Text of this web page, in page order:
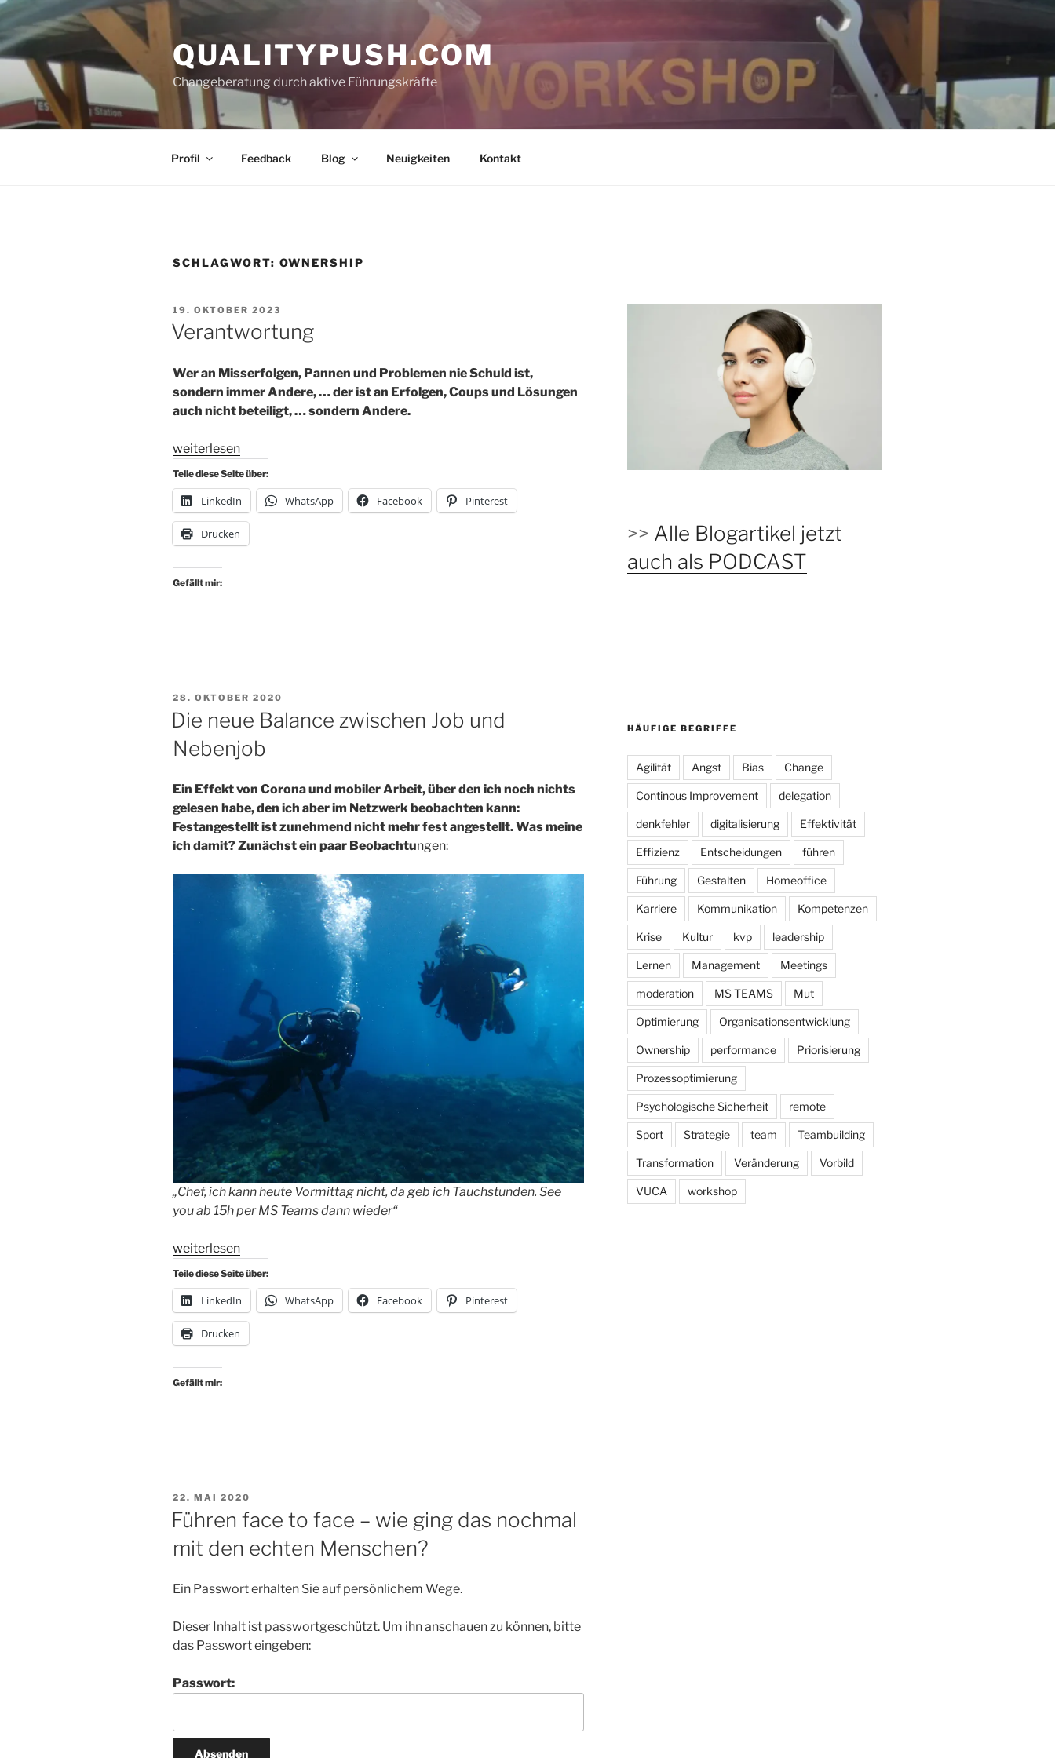
Zum
Inhalt
springen
QUALITYPUSH.COM
Changeberatung durch aktive Führungskräfte
Profil Feedback Blog Neuigkeiten Kontakt
SCHLAGWORT: OWNERSHIP
VERÖFFENTLICHT
AM
19. OKTOBER 2023
Verantwortung
Wer an Misserfolgen, Pannen und Problemen nie Schuld ist,
sondern immer Andere, … der ist an Erfolgen, Coups und Lösungen
auch nicht beteiligt, … sondern Andere.
„Verantwortung“
weiterlesen
Teile diese Seite über:
LinkedIn WhatsApp Facebook Pinterest
Drucken
Gefällt mir:
VERÖFFENTLICHT
28. OKTOBER 2020
Die neue Balance zwischen Job und
Nebenjob
Ein Effekt von Corona und mobiler Arbeit, über den ich noch nichts
gelesen habe, den ich aber im Netzwerk beobachten kann:
Festangestellt ist zunehmend nicht mehr fest angestellt. Was meine
ich damit? Zunächst ein paar Beobachtungen:
„Chef, ich kann heute Vormittag nicht, da geb ich Tauchstunden. See
you ab 15h per MS Teams dann wieder“
„Die
neue
Balance
zwischen
Job
und
weiterlesen
Teile diese Seite über:
LinkedIn WhatsApp Facebook Pinterest
Drucken
Gefällt mir:
VERÖFFENTLICHT
AM
22. MAI 2020
Führen face to face – wie ging das nochmal
mit den echten Menschen?
Ein Passwort erhalten Sie auf persönlichem Wege.
Dieser Inhalt ist passwortgeschützt. Um ihn anschauen zu können, bitte
das Passwort eingeben:
Passwort:
>> Alle Blogartikel jetzt
auch als PODCAST
HÄUFIGE BEGRIFFE
Agilität Angst Bias Change
Continous Improvement delegation
denkfehler digitalisierung Effektivität
Effizienz Entscheidungen führen
Führung Gestalten Homeoffice
Karriere Kommunikation Kompetenzen
Krise Kultur kvp leadership
Lernen Management Meetings
moderation MS TEAMS Mut
Optimierung Organisationsentwicklung
Ownership performance Priorisierung
Prozessoptimierung
Psychologische Sicherheit remote
Sport Strategie team Teambuilding
Transformation Veränderung Vorbild
VUCA workshop